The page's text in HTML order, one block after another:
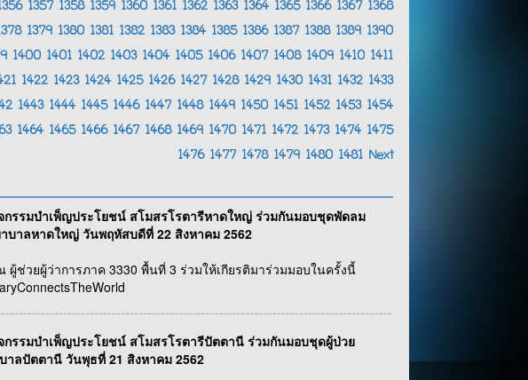
1357 1358 1359 1360 1361 1362 1363 1364 1365 1366 1367 1368
1379 1380 1381 1382 1383 1384 1385 1386 1387 1388 1389 1390
1400 1401 1402 1403 1404 1405 1406 1407 1408 1409 1410 1411
1422 1423 1424 1425 1426 1427 1428 1429 1430 1431 1432 1433
1443 1444 1445 1446 1447 1448 1449 1450 1451 1452 1453 1454
1464 1465 1466 1467 1468 1469 1470 1471 1472 1473 1474 1475
1476 1477 1478 1479 1480 1481 Next
กรรมบำเพ็ญประโยชน์ สโมสรโรตารีหาดใหญ่ ร่วมกันมอบชุดพัดลม
บาลหาดใหญ่ วันพฤหัสบดีที่ 22 สิงหาคม 2562
ช่วยผู้ว่าการภาค 3330 พื้นที่ 3 ร่วมให้เกียรติมาร่วมมอบในครั้งนี้
กรรมบำเพ็ญประโยชน์ สโมสรโรตารีปัตตานี ร่วมกันมอบชุดผู้ป่วย
าลปัตตานี วันพุธที่ 21 สิงหาคม 2562